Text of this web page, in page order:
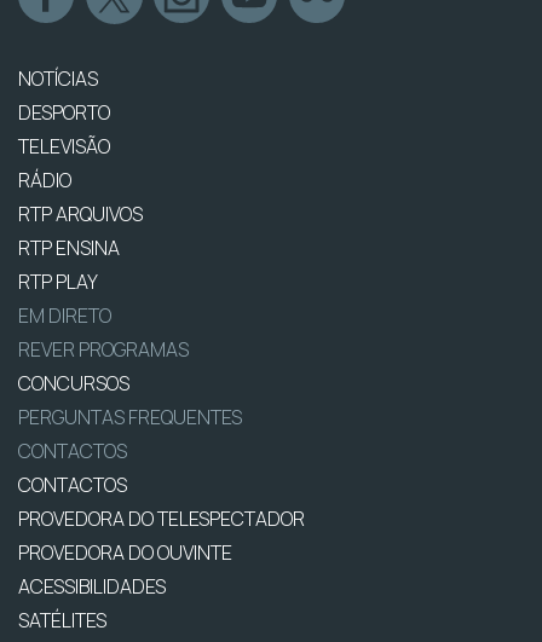
NOTÍCIAS
DESPORTO
TELEVISÃO
RÁDIO
RTP ARQUIVOS
RTP ENSINA
RTP PLAY
EM DIRETO
REVER PROGRAMAS
CONCURSOS
PERGUNTAS FREQUENTES
CONTACTOS
CONTACTOS
PROVEDORA DO TELESPECTADOR
PROVEDORA DO OUVINTE
ACESSIBILIDADES
SATÉLITES